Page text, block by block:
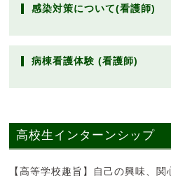
感染対策について(看護師)
病棟看護体験 (看護師)
高校生インターンシップ
【高等学校趣旨】自己の興味、